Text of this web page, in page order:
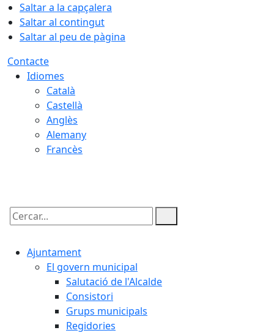
Saltar a la capçalera
Saltar al contingut
Saltar al peu de pàgina
Contacte
Idiomes
Català
Castellà
Anglès
Alemany
Francès
Cercar:
Ajuntament
El govern municipal
Salutació de l'Alcalde
Consistori
Grups municipals
Regidories